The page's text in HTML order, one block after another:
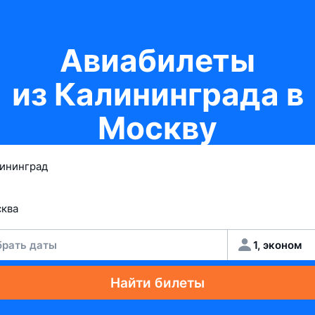
Авиабилеты
из Калининграда в
Москву
даты 1, эконом
Найти билеты